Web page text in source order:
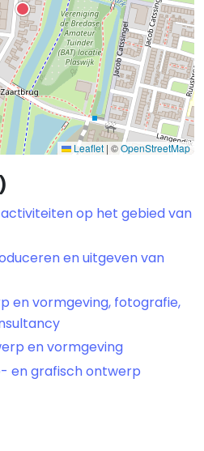
Leaflet | ©OpenStreetMap
op het gebied van
en uitgeven van
en vormgeving, fotografie,
en vormgeving
en grafisch ontwerp